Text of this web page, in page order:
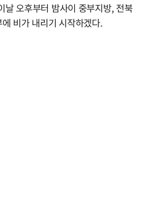
날 오후부터 밤사이 중부지방, 전북
비가 내리기 시작하겠다.